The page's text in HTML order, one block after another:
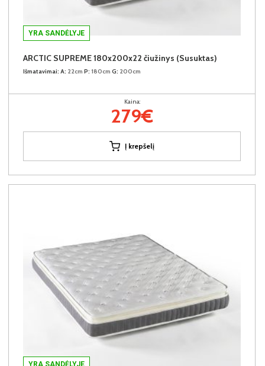
YRA SANDĖLYJE
ARCTIC SUPREME 180x200x22 čiužinys (Susuktas)
Išmatavimai: A: 22cm P: 180cm G: 200cm
Kaina:
279€
Į krepšelį